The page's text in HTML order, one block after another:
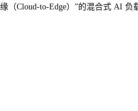
（Cloud-to-Edge）”的混合式 AI